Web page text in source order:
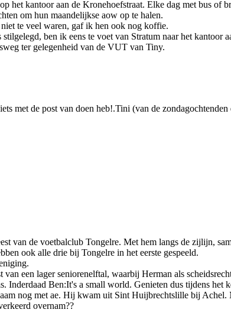
het kantoor aan de Kronehoefstraat. Elke dag met bus
om hun maandelijkse aow op te halen.
te veel waren, gaf ik hen ook nog koffie.
ben ik eens te voet van Stratum naar het kantoor
ter gelegenheid van de VUT van Tiny.
met de post van doen heb!.Tini (van de
van de voetbalclub Tongelre. Met hem langs de zijlijn,
ook alle drie bij Tongelre in het eerste gespeeld.
een lager seniorenelftal, waarbij Herman als
Inderdaad Ben:It's a small world. Genieten dus tijdens het
nog met ae. Hij kwam uit Sint Huijbrechtslille bij
overnam??